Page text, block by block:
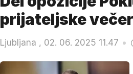
prijateljske
Ljubljana , 02. 06. 2025 11.47